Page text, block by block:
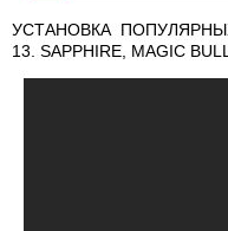
УСТАНОВКА
13. SAPPHIRE, MAGIC